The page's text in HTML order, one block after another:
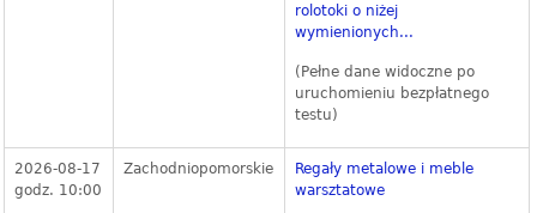
rolotoki o niżej
wymienionych...
(Pełne dane widoczne po
uruchomieniu bezpłatnego
testu)
2026-08-17
godz. 10:00
Zachodniopomorskie
Regały metalowe i meble
warsztatowe